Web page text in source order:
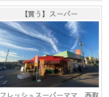
【買う】スーパー
フレッシュスーパーママ 西取